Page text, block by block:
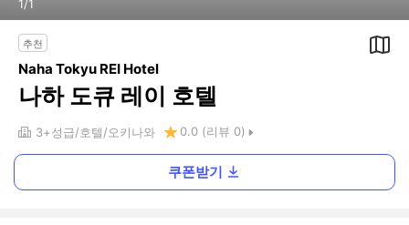
1/1
추천
Naha Tokyu REI Hotel
나하 도큐 레이 호텔
3+성급 호텔 오키나와 0.0 (리뷰 0)
쿠폰받기